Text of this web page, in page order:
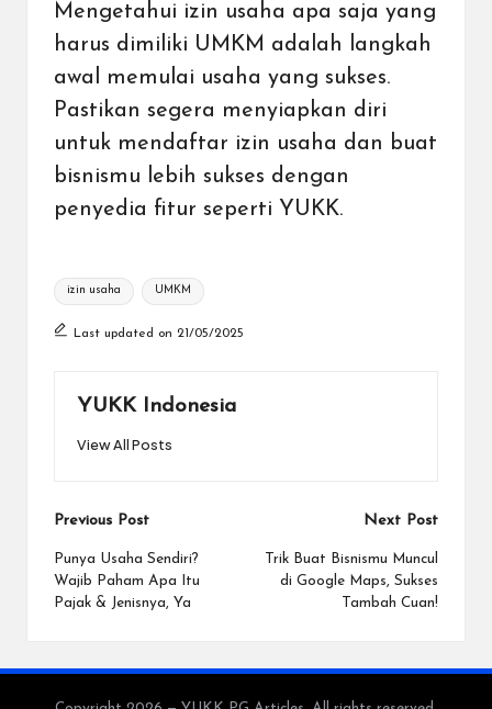
Mengetahui izin usaha apa saja yang
harus dimiliki UMKM adalah langkah
awal memulai usaha yang sukses.
Pastikan segera menyiapkan diri
untuk mendaftar izin usaha dan buat
bisnismu lebih sukses dengan
penyedia fitur seperti YUKK.
Tags:
izin usaha UMKM
Last updated on 21/05/2025
YUKK Indonesia
View All Posts
Post
navigation
Previous Post
Punya Usaha Sendiri?
Wajib Paham Apa Itu
Pajak & Jenisnya, Ya
Next Post
Trik Buat Bisnismu Muncul
di Google Maps, Sukses
Tambah Cuan!